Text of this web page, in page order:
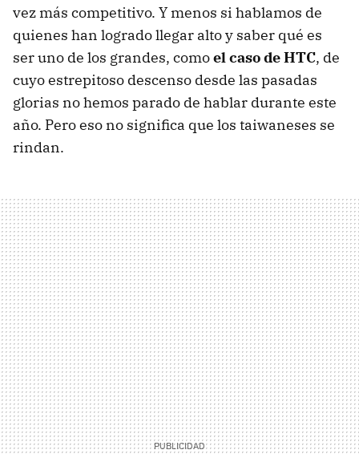
vez más competitivo. Y menos si hablamos de
quienes han logrado llegar alto y saber qué es
ser uno de los grandes, comoel caso de HTC, de
cuyo estrepitoso descenso desde las pasadas
glorias no hemos parado de hablar durante este
año. Pero eso no significa que los taiwaneses se
rindan.